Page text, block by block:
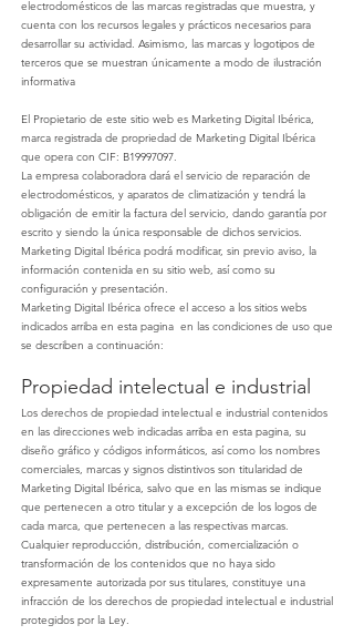
electrodomésticos de las marcas registradas que muestra, y
cuenta con los recursos legales y prácticos necesarios para
desarrollar su actividad. Asimismo, las marcas y logotipos de
terceros que se muestran únicamente a modo de ilustración
informativa
El Propietario de este sitio web es Marketing Digital Ibérica,
marca registrada de propriedad de Marketing Digital Ibérica
que opera con CIF: B19997097.
La empresa colaboradora dará el servicio de reparación de
electrodomésticos, y aparatos de climatización y tendrá la
obligación de emitir la factura del servicio, dando garantía por
escrito y siendo la única responsable de dichos servicios.
Marketing Digital Ibérica podrá modificar, sin previo aviso, la
información contenida en su sitio web, así como su
configuración y presentación.
Marketing Digital Ibérica ofrece el acceso a los sitios webs
indicados arriba en esta pagina en las condiciones de uso que
se describen a continuación:
Propiedad intelectual e industrial
Los derechos de propiedad intelectual e industrial contenidos
en las direcciones web indicadas arriba en esta pagina, su
diseño gráfico y códigos informáticos, así como los nombres
comerciales, marcas y signos distintivos son titularidad de
Marketing Digital Ibérica, salvo que en las mismas se indique
que pertenecen a otro titular y a excepción de los logos de
cada marca, que pertenecen a las respectivas marcas.
Cualquier reproducción, distribución, comercialización o
transformación de los contenidos que no haya sido
expresamente autorizada por sus titulares, constituye una
infracción de los derechos de propiedad intelectual e industrial
protegidos por la Ley.